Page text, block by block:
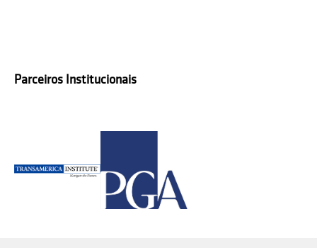
Parceiros Institucionais